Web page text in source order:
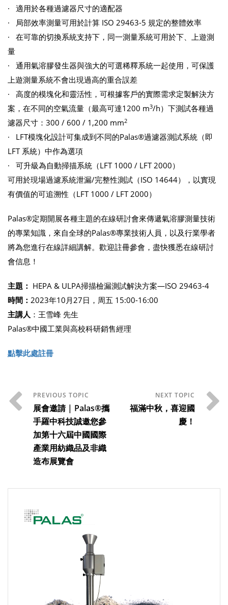
· 適用於各種過濾器尺寸的適配器
· 局部效率測量可用於計算 ISO 29463-5 規定的整體效率
· 在可靠的切換系統支持下，同一測量系統可用於下、上遊測
量
· 通用氣溶膠發生器與強大的可選稀釋系統一起使用，可保護
上遊測量系統不會出現過高的重合誤差
· 高度的模塊化和靈活性，可根據客戶的實際需求定製解決方
案，在不同的空氣流量（最高可達1200 m3/h）下測試各種過
濾器尺寸：300 / 600 / 1,200 mm2
· LFT模塊化設計可集成到不同的Palas®過濾器測試系統（即
LFT 系統）中作為選項
· 可升級為自動掃描系統（LFT 1000 / LFT 2000）
可用於現場過濾系統泄漏/完整性測試（ISO 14644），以實現
有價值的可追溯性（LFT 1000 / LFT 2000）
Palas®定期開展各種主題的在線研討會來傳遞氣溶膠測量技術
的專業知識，來自全球的Palas®專業技術人員，以及行業學者
將為您進行在線詳細講解。歡迎註冊參會，盡快獲悉在線研討
會信息！
主題： HEPA & ULPA掃描檢漏測試解決方案—ISO 29463-4
時間： 2023年10月27日，周五 15:00-16:00
主講人 ：王雪峰 先生
Palas®中國工業與高校科研銷售經理
點擊此處註冊
展會邀請 | Palas®攜
手羅中科技誠邀您參
加第十六屆中國國際
產業用紡織品及非織
造布展覽會
福滿中秋，喜迎國
慶！